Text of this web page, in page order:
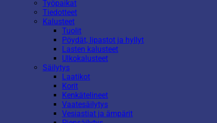
Työpaikat
Tiedotteet
Kalusteet
Tuolit
Pöydät, lipastot ja hyllyt
Lasten kalusteet
Ulkokalusteet
Säilytys
Laatikot
Korit
Kenkätelineet
Vaatesäilytys
Vesiastiat ja ämpärit